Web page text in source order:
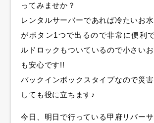
ってみませか？
レンタルサーバーであれば冷たいお
がボタン1つで出るので非常に便利
ルドロックもついているので小さい
も安心です!!
バックインボックスタイプなので災
しても役に立ちます♪
今日、明日で行っている甲府リバー